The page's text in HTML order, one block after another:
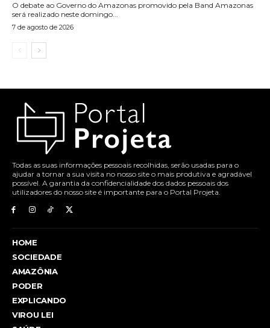
O debate ao Governo do Amazonas promovido pela Band Amazonas
será realizado neste domingo...
7 de agosto de 2026
Todas as suas informações pessoais recolhidas, serão usadas para o
ajudar a tornar a sua visita no nosso site o mais produtiva e agradável
possível. A garantia da confidencialidade dos dados pessoais dos
utilizadores do nosso site é importante para o Portal Projeta.
HOME
SOCIEDADE
AMAZÔNIA
PODER
EXPLICANDO
VIROU LEI